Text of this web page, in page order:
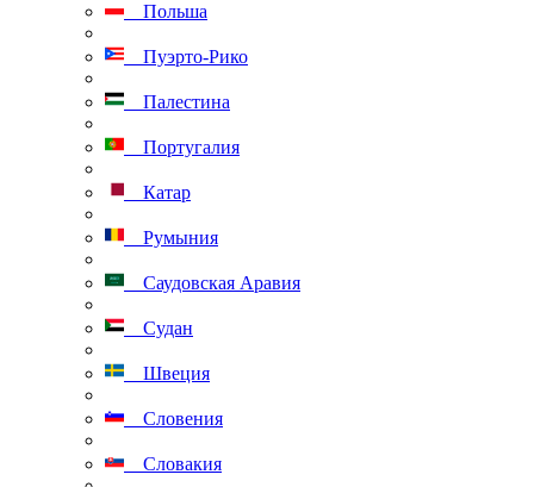
Польша
Пуэрто-Рико
Палестина
Португалия
Катар
Румыния
Саудовская Аравия
Судан
Швеция
Словения
Словакия